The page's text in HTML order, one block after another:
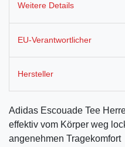
Weitere Details
EU-Verantwortlicher
Hersteller
Adidas Escouade Tee
effektiv vom Körper weg
angenehmen